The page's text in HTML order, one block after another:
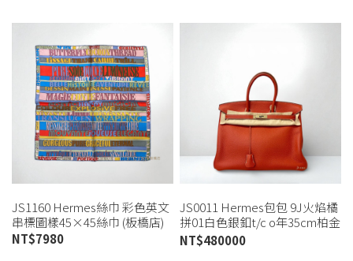
JS1160 Hermes絲巾 彩色英文
串標圖樣45×45絲巾 (板橋店)
NT$7980
JS0011 Hermes包包 9J火焰橘
拼01白色銀釦t/c o年35cm柏金
包 (板橋店)
NT$480000